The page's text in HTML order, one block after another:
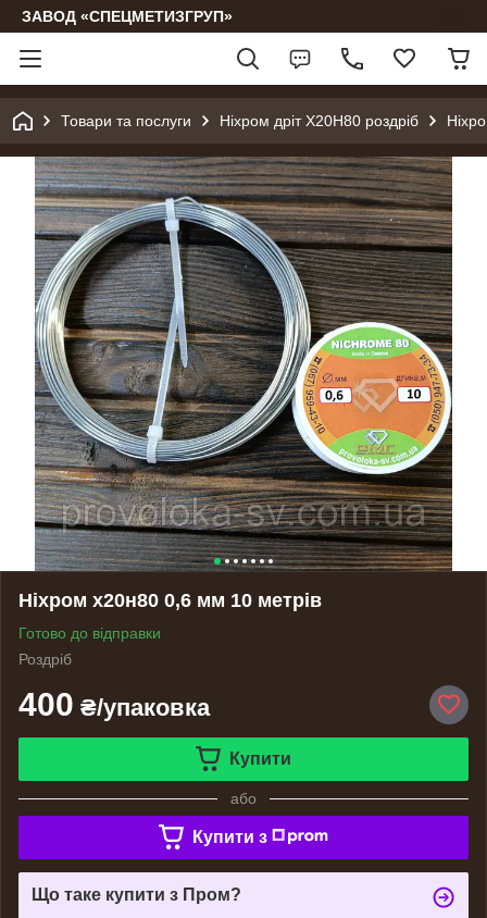
ЗАВОД «СПЕЦМЕТИЗГРУП»
Товари та послуги Ніхром дріт Х20Н80 роздріб
Ніхром х20н80 0,6 мм 10 метрів
Готово до відправки
Роздріб
400 ₴/упаковка
Купити
або
Купити з
Що таке купити з Пром?